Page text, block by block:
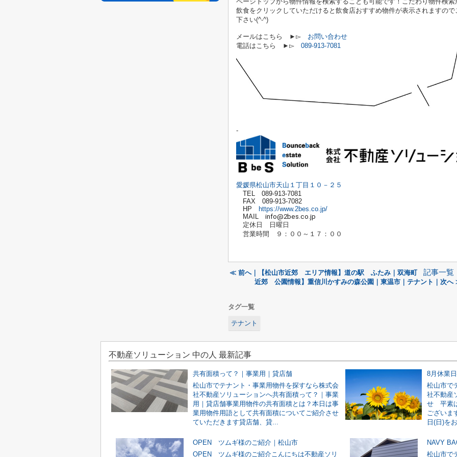
飲食をクリックしていただけると 飲食店おすすめ物件が表示されますので
下さい(^-^)
メールはこちら ►▻ お問い合わせ
電話はこちら ►▻ 089-913-7081
-
愛媛県松山市天山１丁目１０－２５
TEL 089-913-7081
FAX 089-913-7082
HP https://www.2bes.co.jp/
MAIL info@2bes.co.jp
定休日 日曜日
営業時間 ９：００～１７：００
≪ 前へ｜【松山市近郊 エリア情報】道の駅 ふたみ｜双海町 記事一覧
近郊 公園情報】重信川かすみの森公園｜東温市｜テナント｜次
タグ一覧
テナント
不動産ソリューション 中の人 最新記事
共有面積って？｜事業用｜貸店舗
松山市でテナント・事業用物件を探すなら株式会
社不動産ソリューションへ共有面積って？｜事業
用｜貸店舗事業用物件の共有面積とは？本日は事
業用物件用語として共有面積についてご紹介させ
ていただきます貸店舗、貸...
8月休業
松山市で
社不動産
せ 平素
ございま
日(日)を
OPEN ツムギ様のご紹介｜松山市
OPEN ツムギ様のご紹介こんにちは不動産ソリ
NAVY
松山市で